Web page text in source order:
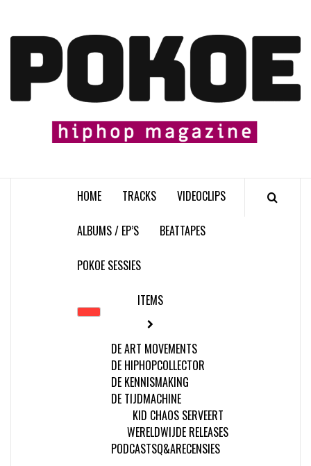
content
HOME TRACKS VIDEOCLIPS
ALBUMS / EP’S BEATTAPES
POKOE SESSIES
ITEMS
DE ART MOVEMENTS
DE HIPHOPCOLLECTOR
DE KENNISMAKING
DE TIJDMACHINE
KID CHAOS SERVEERT
WERELDWIJDE RELEASES
PODCASTSQ&ARECENSIES